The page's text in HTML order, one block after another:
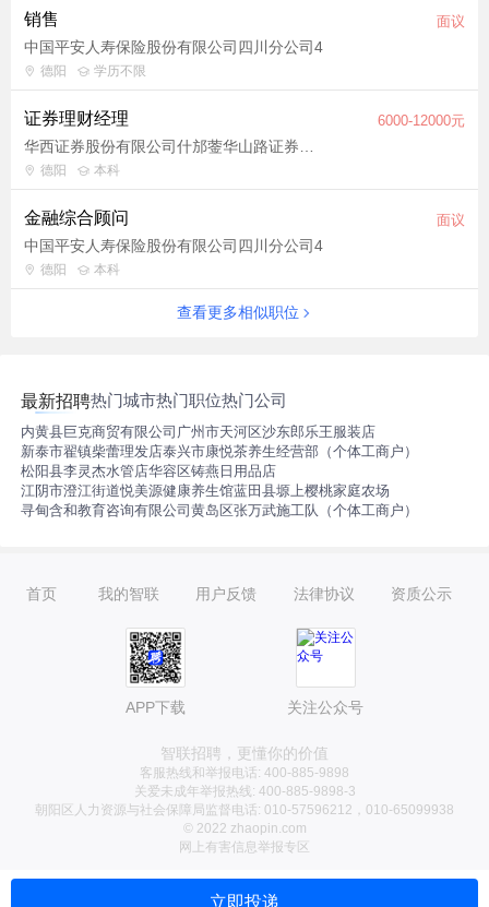
销售 面议
中国平安人寿保险股份有限公司四川分公司4
德阳 学历不限
证券理财经理 6000-12000元
德阳 本科
金融综合顾问 面议
中国平安人寿保险股份有限公司四川分公司4
德阳 本科
查看更多相似职位
最新招聘热门城市热门职位热门公司
内黄县巨克商贸有限公司 广州市天河区沙东郎乐王服装店
新泰市翟镇柴蕾理发店泰兴市康悦茶养生经营部（个体工商户）
松阳县李灵杰水管店华容区铸燕日用品店
江阴市澄江街道悦美源健康养生馆蓝田县塬上樱桃家庭农场
寻甸含和教育咨询有限公司黄岛区张万武施工队（个体工商户）
立即投递
首页 我的智联 用户反馈 法律协议 资质公示
APP下载 关注公众号
智联招聘，更懂你的价值
客服热线和举报电话: 400-885-9898
关爱未成年举报热线: 400-885-9898-3
朝阳区人力资源与社会保障局监督电话: 010-57596212，010-65099938
© 2022 zhaopin.com
网上有害信息举报专区